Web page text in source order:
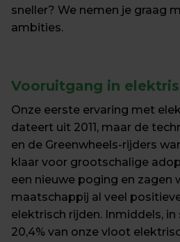
sneller? We nemen je graag
ambities.
Vooruitgang in
Onze eerste ervaring met
dateert uit 2011, maar de
en de Greenwheels-rijders
klaar voor grootschalige
een nieuwe poging en zagen
maatschappij al veel
elektrisch rijden. Inmiddels,
20,4% van onze vloot